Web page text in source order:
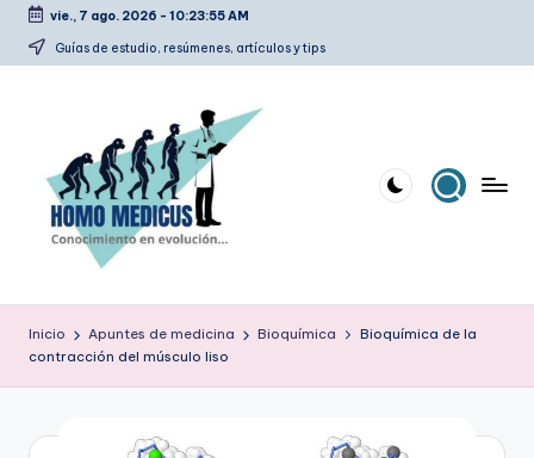
Saltar
vie., 7 ago. 2026 - 10:23:55 AM
Guías de estudio, resúmenes, artículos y tips
o
m
estudio,
Inicio Apuntes de medicina Bioquímica
Bioquímica de la
contracción del músculo liso